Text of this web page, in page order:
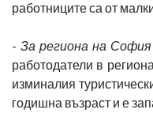
работниците са от
- За региона на София
работодатели в
изминалия
годишна възраст и е